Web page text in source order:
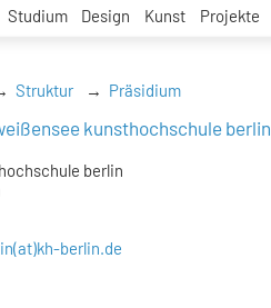
Studium Design Kunst Projekte
Struktur Präsidium
kunsthochschule berlin
berlin
berlin.de